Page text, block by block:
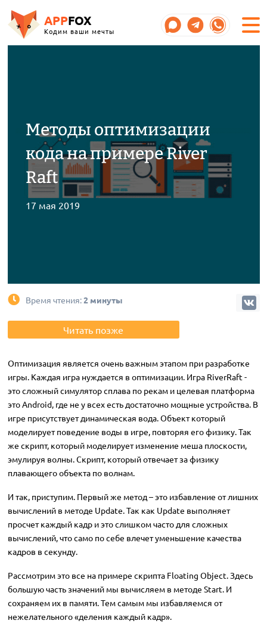
APPFOX
Кодим ваши мечты
Методы оптимизации
кода на примере River
Raft
17 мая 2019
Время чтения:2 минуты
Читать позже
Оптимизация является очень важным этапом при разработке
игры. Каждая игра нуждается в оптимизации. Игра RiverRaft -
это сложный симулятор сплава по рекам и целевая платформа
это Android, где не у всех есть достаточно мощные устройства. В
игре присутствует динамическая вода. Объект который
моделирует поведение воды в игре, повторяя его физику. Так
же скрипт, который моделирует изменение меша плоскости,
эмулируя волны. Скрипт, который отвечает за физику
плавающего объекта по волнам.
И так, приступим. Первый же метод – это избавление от лишних
вычислений в методе Update. Так как Update выполняет
просчет каждый кадр и это слишком часто для сложных
вычислений, что само по себе влечет уменьшение качества
кадров в секунду.
Рассмотрим это все на примере скрипта Floating Object. Здесь
большую часть значений мы вычисляем в методе Start. И
сохраняем их в памяти. Тем самым мы избавляемся от
нежелательного «деления каждый кадр».